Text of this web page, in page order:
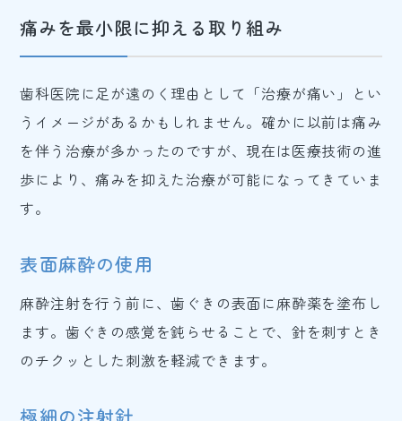
痛みを最小限に抑える取り組み
歯科医院に足が遠のく理由として「治療が痛い」とい
うイメージがあるかもしれません。確かに以前は痛み
を伴う治療が多かったのですが、現在は医療技術の進
歩により、痛みを抑えた治療が可能になってきていま
す。
表面麻酔の使用
麻酔注射を行う前に、歯ぐきの表面に麻酔薬を塗布し
ます。歯ぐきの感覚を鈍らせることで、針を刺すとき
のチクッとした刺激を軽減できます。